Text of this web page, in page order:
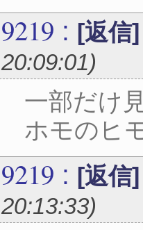
9219 : [返信]
20:09:01)
一部だけ
ホモのヒ
9219 : [返信]
20:13:33)